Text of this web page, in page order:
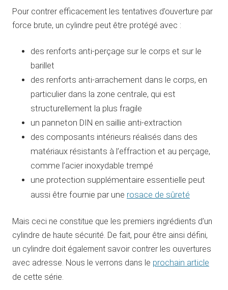
Pour contrer efficacement les tentatives d’ouverture par
force brute, un cylindre peut être protégé avec :
des renforts anti-perçage sur le corps et sur le
barillet
des renforts anti-arrachement dans le corps, en
particulier dans la zone centrale, qui est
structurellement la plus fragile
un panneton DIN en saillie anti-extraction
des composants intérieurs réalisés dans des
matériaux résistants à l’effraction et au perçage,
comme l’acier inoxydable trempé
une protection supplémentaire essentielle peut
aussi être fournie par une rosace de sûreté
Mais ceci ne constitue que les premiers ingrédients d’un
cylindre de haute sécurité. De fait, pour être ainsi défini,
un cylindre doit également savoir contrer les ouvertures
avec adresse. Nous le verrons dans le prochain article
de cette série.